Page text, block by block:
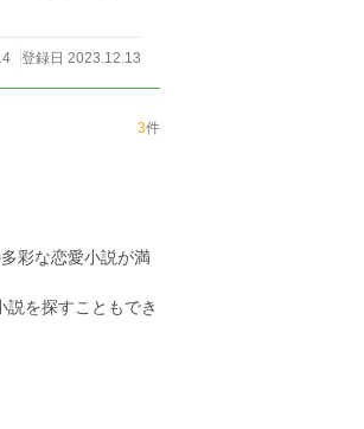
登録日 2023.12.13
3件
彩な恋愛小説が満
説を探すこともでき